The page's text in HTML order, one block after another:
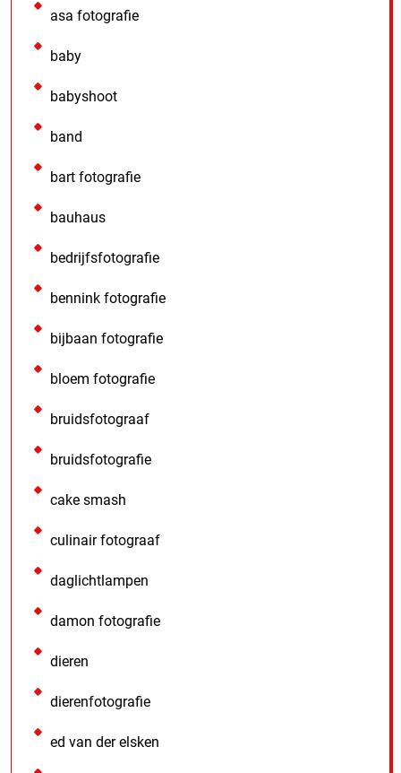
asa fotografie
baby
babyshoot
band
bart fotografie
bauhaus
bedrijfsfotografie
bennink fotografie
bijbaan fotografie
bloem fotografie
bruidsfotograaf
bruidsfotografie
cake smash
culinair fotograaf
daglichtlampen
damon fotografie
dieren
dierenfotografie
ed van der elsken